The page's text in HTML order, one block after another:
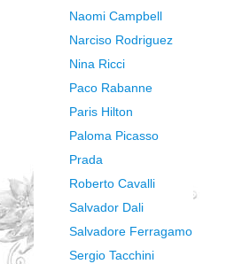
Naomi Campbell
Narciso Rodriguez
Nina Ricci
Paco Rabanne
Paris Hilton
Paloma Picasso
Prada
Roberto Cavalli
Salvador Dali
Salvadore Ferragamo
Sergio Tacchini